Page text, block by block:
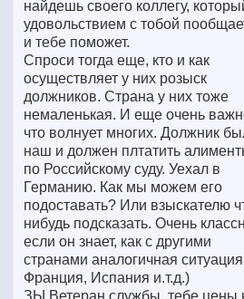
найдешь своего коллегу,
удовольствием с тобой
и тебе поможет.
Спроси тогда еще, кто и как
осуществляет у них розыск
должников. Страна у них тоже
немаленькая. И еще очень
что волнует многих. Должник
наш и должен плтатить
по Российскому суду. Уехал в
Германию. Как мы можем его
подоставать? Или взыскателю
нибудь подсказать. Очень
если он знает, как с другими
странами аналогичная
Франция, Испания и.т.д.)
ЗЫ Ветеран службы, тебе цены